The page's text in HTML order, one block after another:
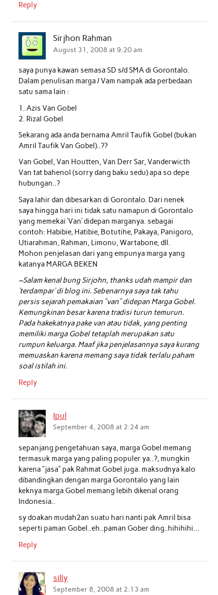
Reply
Sirjhon Rahman
August 31, 2008 at 9:20 am
saya punya kawan semasa SD s/d SMA di Gorontalo.
Dalam penulisan marga / Vam nampak ada perbedaan
satu sama lain :
1. Azis Van Gobel
2. Rizal Gobel
Sekarang ada anda bernama Amril Taufik Gobel (bukan
Amril Taufik Van Gobel)..??
Van Gobel, Van Houtten, Van Derr Sar, Vanderwicth
Van tat bahenol (sorry dang baku sedu) apa so depe
hubungan..?
Saya lahir dan dibesarkan di Gorontalo. Dari nenek
saya hingga hari ini tidak satu namapun di Gorontalo
yang memekai ‘Van’ didepan marganya. sebagai
contoh: Habibie, Hatibie, Botutihe, Pakaya, Panigoro,
Utiarahman, Rahman, Limonu, Wartabone, dll.
Mohon penjelasan dari yang empunya marga yang
katanya MARGA BEKEN
–Salam kenal bung Sirjohn, thanks udah mampir dan
‘terdampar’ di blog ini. Sebenarnya saya tak tahu
persis sejarah pemakaian “van” didepan Marga Gobel.
Kemungkinan besar karena tradisi turun temurun.
Pada hakekatnya pake van atau tidak, yang penting
memiliki marga Gobel tetaplah merupakan satu
rumpun keluarga. Maaf jika penjelasannya saya kurang
memuaskan karena memang saya tidak terlalu paham
soal istilah ini.
Reply
Ipul
September 4, 2008 at 2:24 am
sepanjang pengetahuan saya, marga Gobel memang
termasuk marga yang paling populer ya..?, mungkin
karena “jasa” pak Rahmat Gobel juga. maksudnya kalo
dibandingkan dengan marga Gorontalo yang lain
keknya marga Gobel memang lebih dikenal orang
Indonesia..
sy doakan mudah2an suatu hari nanti pak Amril bisa
seperti paman Gobel..eh..paman Gober ding..hihihihi…
Reply
silly
September 8, 2008 at 2:13 am